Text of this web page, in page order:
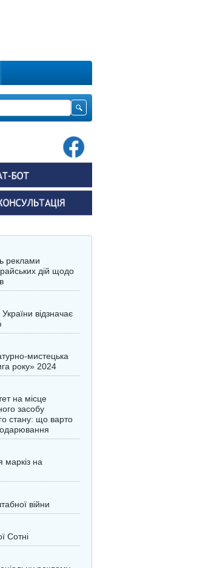
реклами
дій щодо
відзначає
мистецька
року» 2024
на місце
засобу
стану: що варто
маркіз на
війни
Сотні